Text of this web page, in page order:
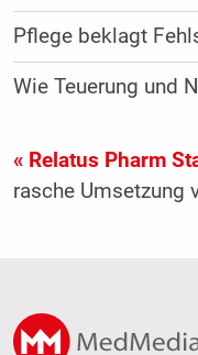
Pflege beklagt
Wie Teuerung und
« Relatus Pharm
rasche Umsetzung